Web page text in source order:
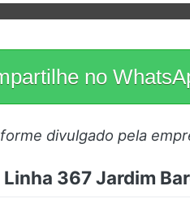
no
divulgado pela
367 Jardim